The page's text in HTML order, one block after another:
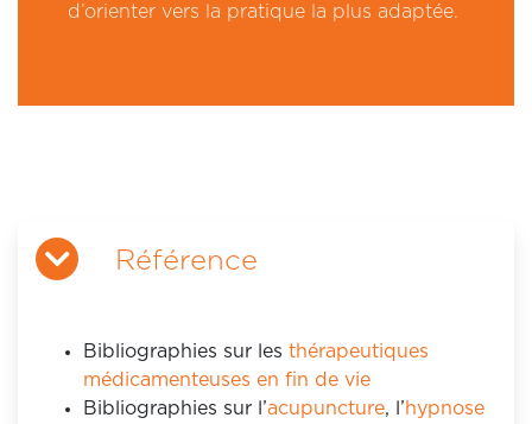
d’orienter vers la pratique la plus adaptée.
Référence
Bibliographies sur les thérapeutiques
médicamenteuses en fin de vie
Bibliographies sur l’acupuncture, l’hypnose